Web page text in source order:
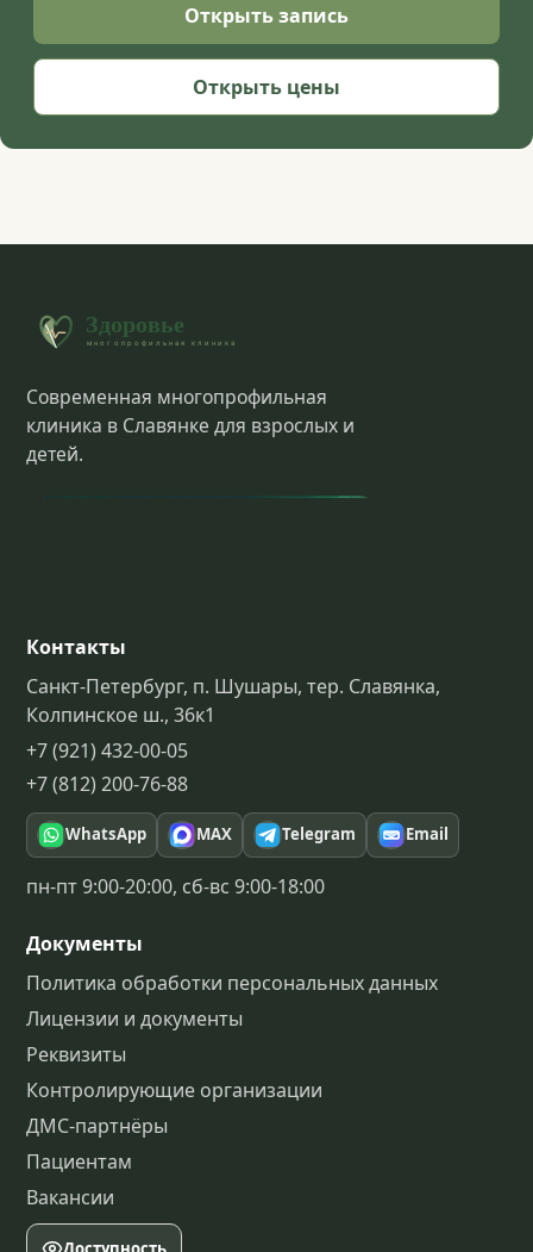
Открыть запись
Открыть цены
Современная многопрофильная
клиника в Славянке для взрослых и
детей.
Контакты
Санкт-Петербург, п. Шушары, тер. Славянка,
Колпинское ш., 36к1
+7 (921) 432-00-05
+7 (812) 200-76-88
WhatsApp МАХ Telegram Email
пн-пт 9:00-20:00, сб-вс 9:00-18:00
Документы
Политика обработки персональных данных
Лицензии и документы
Реквизиты
Контролирующие организации
ДМС-партнёры
Пациентам
Вакансии